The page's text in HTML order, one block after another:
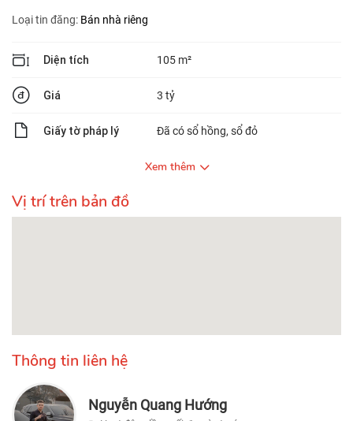
Loại tin đăng: Bán nhà riêng
Diện tích 105 m²
Giá 3 tỷ
Giấy tờ pháp lý Đã có sổ hồng, sổ đỏ
Xem thêm
Vị trí trên bản đồ
Thông tin liên hệ
Nguyễn Quang Hướng